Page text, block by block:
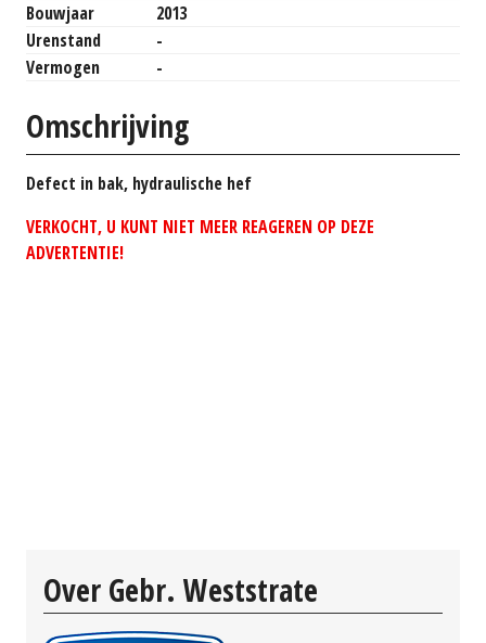
Bouwjaar
2013
Urenstand
-
Vermogen
-
Omschrijving
Defect in bak, hydraulische hef
VERKOCHT, U KUNT NIET MEER REAGEREN OP DEZE
ADVERTENTIE!
Over Gebr. Weststrate